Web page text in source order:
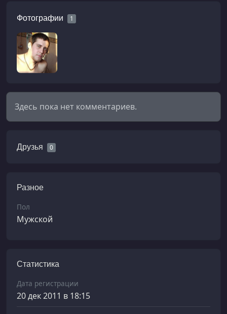
Фотографии 1
Здесь пока нет комментариев.
Друзья 0
Разное
Пол
Мужской
Статистика
Дата регистрации
20 дек 2011 в 18:15